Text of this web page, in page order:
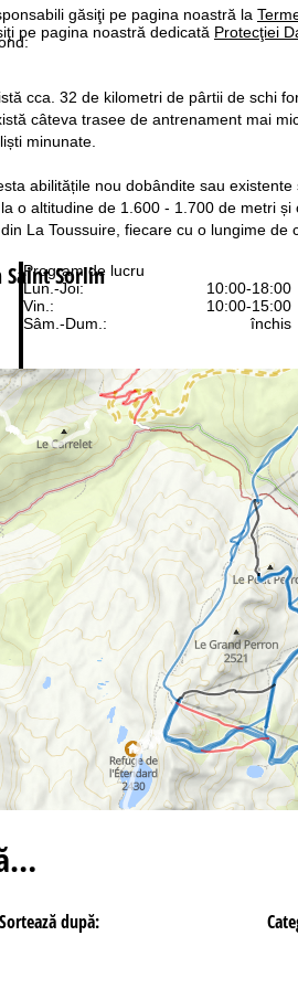
găsiţi pe pagina noastră la
pe pagina noastră dedicată Protecţiei
Program de lucru
Lun.-Joi:
10:00-18:00
Vin.:
10:00-15:00
Sâm.-Dum.:
închis
Contact
cca. 32 de kilometri de pârtii de schi
câteva trasee de antrenament mai
minunate.
abilitățile nou dobândite sau
o altitudine de 1.600 - 1.700 de metri
La Toussuire, fiecare cu o lungime
Saint Sorlin
Sortează după: